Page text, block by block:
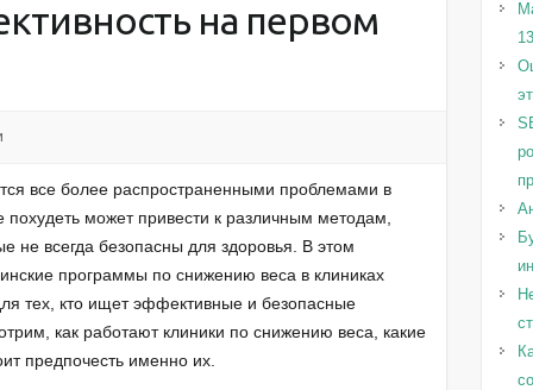
на первом
все более распространенными проблемами в
может привести к различным методам,
не всегда безопасны для здоровья. В этом
программы по снижению веса в клиниках
тех, кто ищет эффективные и безопасные
как работают клиники по снижению веса, какие
предпочесть именно их.